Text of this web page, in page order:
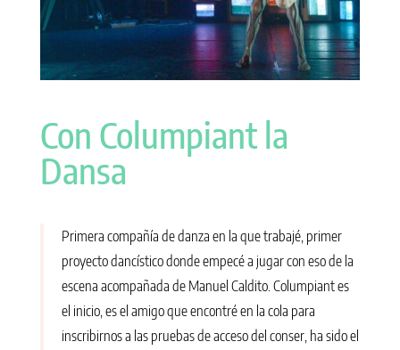
Con Columpiant la
Dansa
Primera compañía de danza en la que trabajé, primer
proyecto dancístico donde empecé a jugar con eso de la
escena acompañada de Manuel Caldito. Columpiant es
el inicio, es el amigo que encontré en la cola para
inscribirnos a las pruebas de acceso del conser, ha sido el